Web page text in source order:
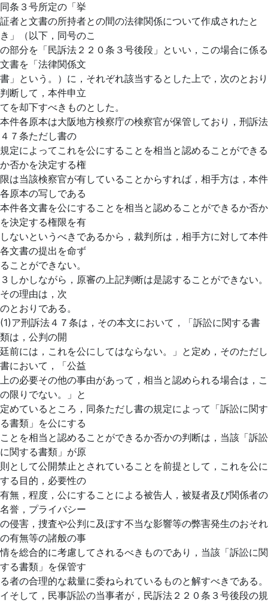
同条３号所定の「挙
証者と文書の所持者との間の法律関係について作成されたと
き」（以下，同号のこ
の部分を「民訴法２２０条３号後段」といい，この場合に係る
文書を「法律関係文
書」という。）に，それぞれ該当するとした上で，次のとおり
判断して，本件申立
てを却下すべきものとした。
本件各原本は大阪地方検察庁の検察官が保管しており，刑訴法
４７条ただし書の
規定によってこれを公にすることを相当と認めることができる
か否かを決定する権
限は当該検察官が有していることからすれば，相手方は，本件
各原本の写しである
本件各文書を公にすることを相当と認めることができるか否か
を決定する権限を有
しないというべきであるから，裁判所は，相手方に対して本件
各文書の提出を命ず
ることができない。
３しかしながら，原審の上記判断は是認することができない。
その理由は，次
のとおりである。
(1)ア刑訴法４７条は，その本文において，「訴訟に関する書
類は，公判の開
廷前には，これを公にしてはならない。」と定め，そのただし
書において，「公益
上の必要その他の事由があって，相当と認められる場合は，こ
の限りでない。」と
定めているところ，同条ただし書の規定によって「訴訟に関す
る書類」を公にする
ことを相当と認めることができるか否かの判断は，当該「訴訟
に関する書類」が原
則として公開禁止とされていることを前提として，これを公に
する目的，必要性の
有無，程度，公にすることによる被告人，被疑者及び関係者の
名誉，プライバシー
の侵害，捜査や公判に及ぼす不当な影響等の弊害発生のおそれ
の有無等の諸般の事
情を総合的に考慮してされるべきものであり，当該「訴訟に関
する書類」を保管す
る者の合理的な裁量に委ねられているものと解すべきである。
イそして，民事訴訟の当事者が，民訴法２２０条３号後段の規